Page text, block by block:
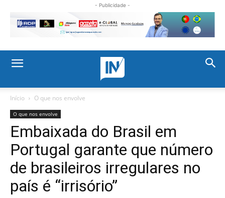
- Publicidade -
Início O que nos envolve
O que nos envolve
Embaixada do Brasil em
Portugal garante que número
de brasileiros irregulares no
país é “irrisório”